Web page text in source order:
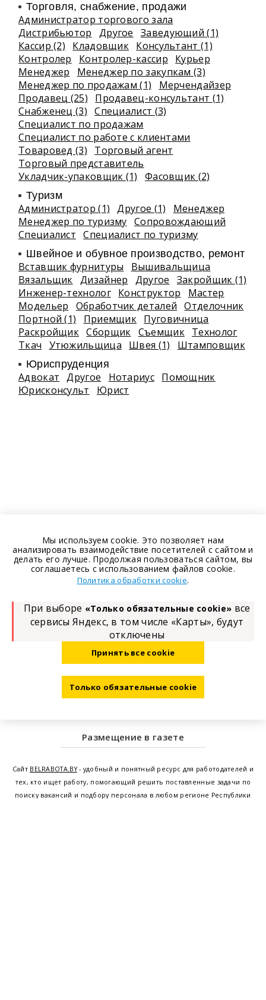
Торговля, снабжение, продажи
Администратор торгового зала
Дистрибьютор
Другое
Заведующий (1)
Кассир (2)
Кладовщик Консультант (1)
Контролер
Контролер-кассир
Курьер
Менеджер
Менеджер по закупкам (3)
Менеджер по продажам (1)
Мерчендайзер
Продавец (25)
Продавец-консультант (1)
Снабженец (3)
Специалист (3)
Специалист по продажам
Специалист по работе с клиентами
Товаровед (3)
Торговый агент
Торговый представитель
Укладчик-упаковщик (1)
Фасовщик (2)
Туризм
Администратор (1) Другое (1)
Менеджер
Менеджер по туризму Сопровождающий
Специалист
Специалист по туризму
Швейное и обувное производство, ремонт
Вставщик фурнитуры
Вышивальщица
Вязальщик Дизайнер Другое
Закройщик (1)
Инженер-технолог Конструктор
Мастер
Модельер
Обработчик деталей
Отделочник
Портной (1)
Приемщик Пуговичница
Раскройщик Сборщик Съемщик Технолог
Ткач
Утюжильщица Швея (1) Штамповщик
Юриспруденция
Адвокат Другое Нотариус Помощник
Юрисконсульт
Юрист
Размещение в газете
Сайт BELRABOTA.BY- удобный и понятный ресурс для работодателей и
тех, кто ищет работу, помогающий решить поставленные задачи по
поиску вакансий и подбору персонала в любом регионе Республики
Мы используем cookie. Это позволяет нам
анализировать взаимодействие посетителей с сайтом и
делать его лучше. Продолжая пользоваться сайтом, вы
соглашаетесь с использованием файлов cookie.
Политика обработки cookie.
При выборе «Только обязательные cookie» все
сервисы Яндекс, в том числе «Карты», будут
отключены
Принять все cookie
Только обязательные cookie